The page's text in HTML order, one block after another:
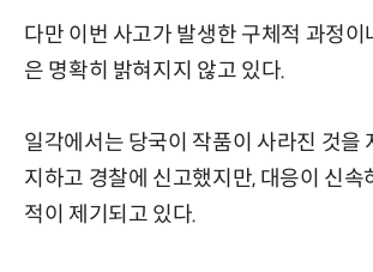
다만 이번 사고가 발생한 구체적 과정이
은 명확히 밝혀지지 않고 있다.
일각에서는 당국이 작품이 사라진 것을
지하고 경찰에 신고했지만, 대응이 신속
적이 제기되고 있다.